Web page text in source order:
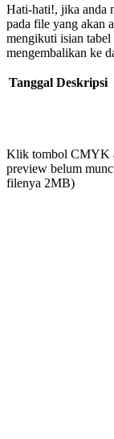
Hati-hati!, jika anda
pada file yang akan
mengikuti isian
mengembalikan ke
Tanggal Deskripsi
Klik tombol CMYK
preview belum
filenya 2MB)